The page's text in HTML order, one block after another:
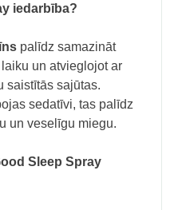
iedarbība?
palīdz samazināt
un atvieglojot ar
saistītās sajūtas.
sedatīvi, tas palīdz
un veselīgu miegu.
Sleep Spray